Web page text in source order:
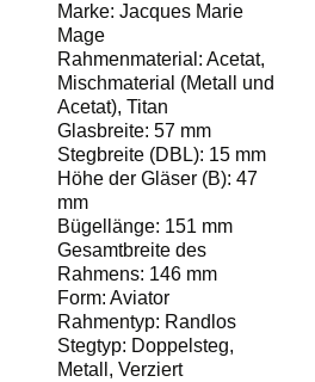
Marke: Jacques Marie
Mage
Rahmenmaterial : Acetat,
Mischmaterial (Metall und
Acetat), Titan
Glasbreite: 57 mm
Stegbreite (DBL): 15 mm
Höhe der Gläser (B): 47
mm
Bügellänge: 151 mm
Gesamtbreite des
Rahmens: 146 mm
Form: Aviator
Rahmentyp: Randlos
Stegtyp: Doppelsteg,
Metall, Verziert